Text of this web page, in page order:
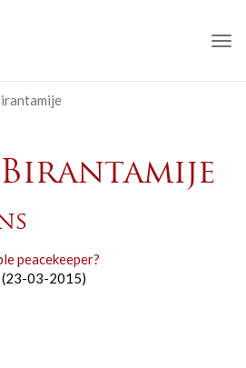
peacekeeper?
(23-03-2015)